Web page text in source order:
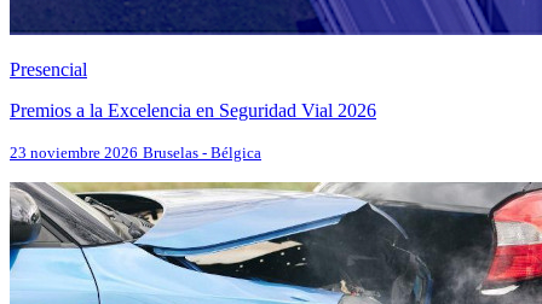
Presencial
Premios a la Excelencia en Seguridad Vial 2026
23 noviembre 2026 Bruselas - Bélgica